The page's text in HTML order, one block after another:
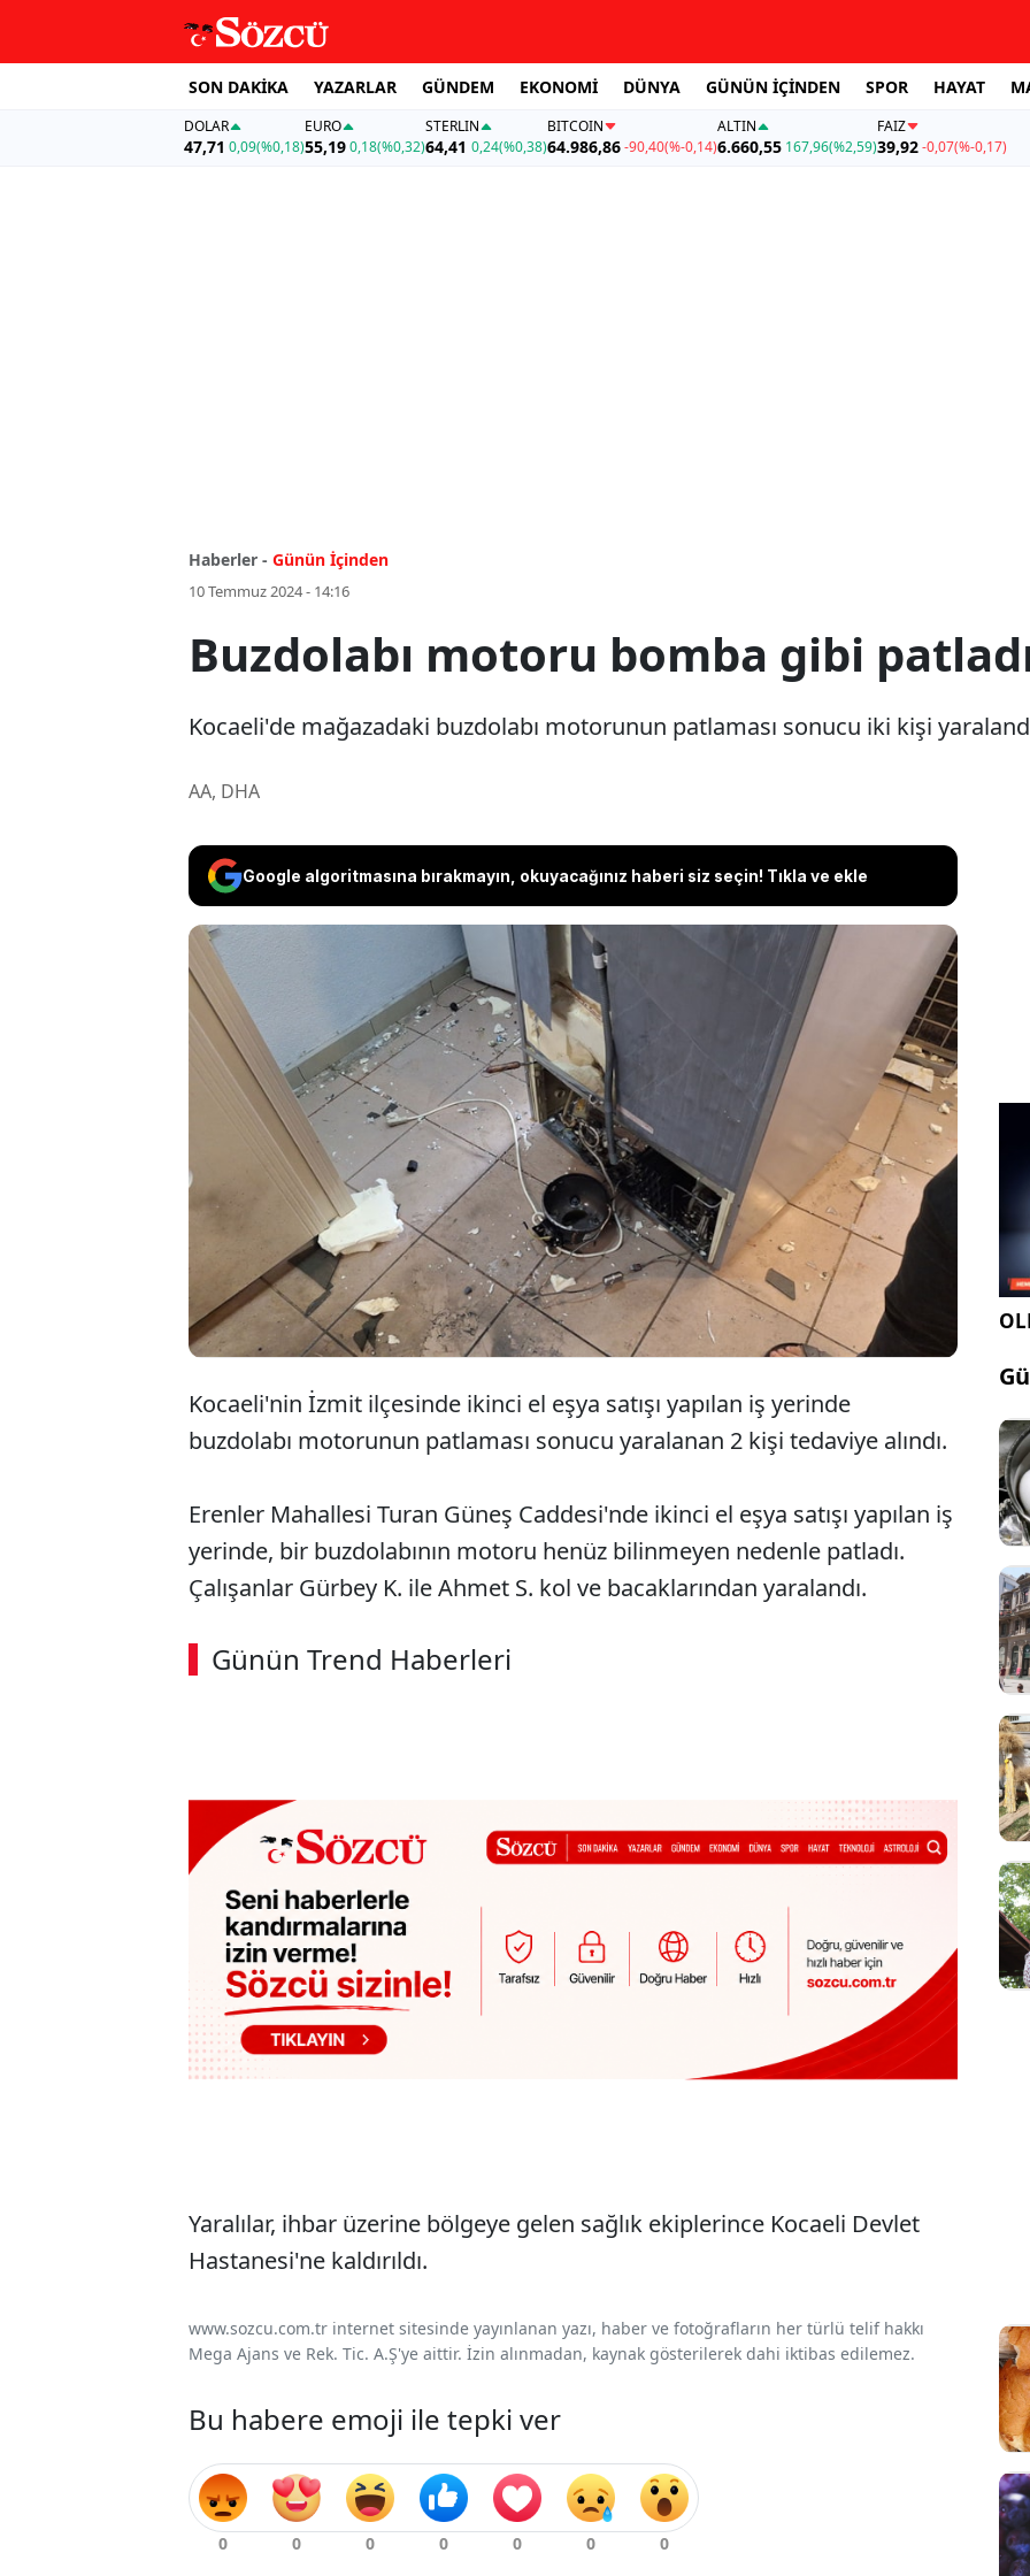
SON DAKİKA YAZARLAR GÜNDEM EKONOMİ DÜNYA GÜNÜN İÇİNDEN SPOR HAYAT
DOLAR
47,71 0,09(%0,18)
EURO
55,19 0,18(%0,32)
STERLIN
64,41 0,24(%0,38)
BITCOIN
64.986,86-90,40(%-0,14)
ALTIN
6.660,55 167,96(%2,59)
FAİZ
39,92-0,07(%-0,17)
Haberler - Günün İçinden
10 Temmuz 2024 - 14:16
Buzdolabı motoru bomba gibi
Kocaeli'de mağazadaki buzdolabı motorunun patlaması sonucu iki kişi
AA, DHA
Google algoritmasına bırakmayın, okuyacağınız haberi siz seçin! Tıkla ve ekle
Kocaeli'de mağazadaki buzdolabı
motorunun patlaması sonucu iki kişi
yaralandı.
Kocaeli'nin İzmit ilçesinde ikinci el eşya satışı yapılan iş yerinde
buzdolabı motorunun patlaması sonucu yaralanan 2 kişi tedaviye alındı.
Erenler Mahallesi Turan Güneş Caddesi'nde ikinci el eşya satışı yapılan iş
yerinde, bir buzdolabının motoru henüz bilinmeyen nedenle patladı.
Çalışanlar Gürbey K. ile Ahmet S. kol ve bacaklarından yaralandı.
Günün Trend Haberleri
Yaralılar, ihbar üzerine bölgeye gelen sağlık ekiplerince Kocaeli Devlet
Hastanesi'ne kaldırıldı.
www.sozcu.com.tr internet sitesinde yayınlanan yazı, haber ve fotoğrafların her türlü telif hakkı
Mega Ajans ve Rek. Tic. A.Ş'ye aittir. İzin alınmadan, kaynak gösterilerek dahi iktibas edilemez.
Bu habere emoji ile tepki ver